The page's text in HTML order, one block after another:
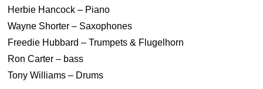
Herbie Hancock – Piano
Wayne Shorter – Saxophones
Freedie Hubbard – Trumpets & Flugelhorn
Ron Carter – bass
Tony Williams – Drums